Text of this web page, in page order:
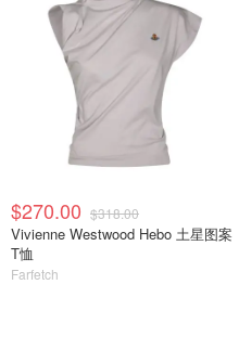
$270.00 $318.00
Vivienne Westwood Hebo 土星图案
T恤
Farfetch